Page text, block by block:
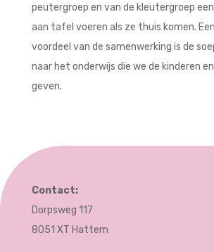
peutergroep en van de kleutergroep
aan tafel voeren als ze thuis komen.
voordeel van de samenwerking is de
naar het onderwijs die we de kinderen
geven.
Contact:
Dorpsweg 117
8051 XT Hattem